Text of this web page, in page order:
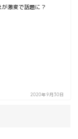
激変で話題に？
2020年9月30日